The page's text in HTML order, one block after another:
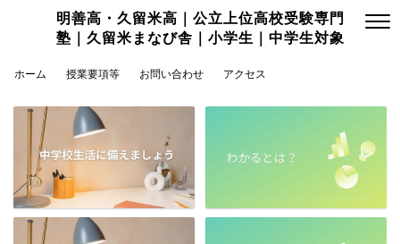
明善高・久留米高｜公立上位高校受験専門
塾｜久留米まなび舎｜小学生｜中学生対象
ホーム 授業要項等 お問い合わせ アクセス